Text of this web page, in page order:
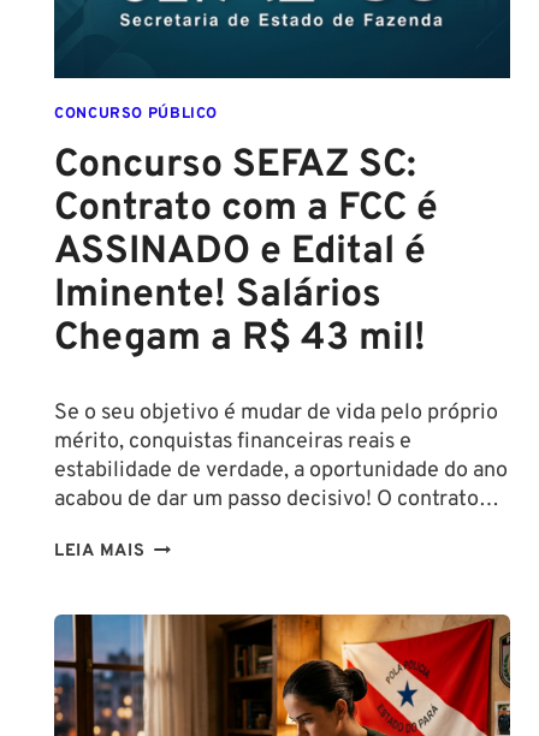
CONCURSO PÚBLICO
Concurso SEFAZ SC:
Contrato com a FCC é
ASSINADO e Edital é
Iminente! Salários
Chegam a R$ 43 mil!
Se o seu objetivo é mudar de vida pelo próprio
mérito, conquistas financeiras reais e
estabilidade de verdade, a oportunidade do ano
acabou de dar um passo decisivo! O contrato…
LEIA MAIS CONCURSO
CONTRATO
COM
A
FCC